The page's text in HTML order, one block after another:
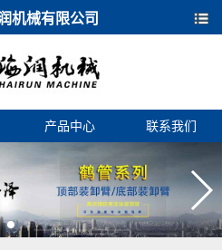
机械有限公司
产品中心 联系我们